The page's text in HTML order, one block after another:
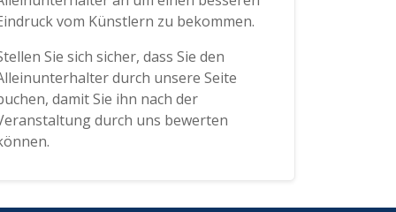
vom Künstlern zu bekommen.
Sie sich sicher, dass Sie den
durch unsere Seite
damit Sie ihn nach der
durch uns bewerten